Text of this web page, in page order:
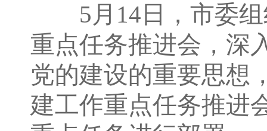
5月14日，市委组
重点任务推进会，深
党的建设的重要思想
建工作重点任务推进